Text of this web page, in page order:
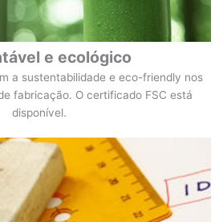
e ecológico
a sustentabilidade e eco-friendly nos
fabricação. O certificado FSC está
disponível.